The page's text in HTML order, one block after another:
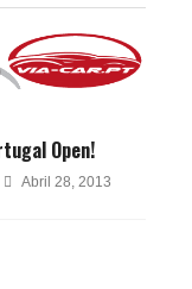
Open!
Abril 28, 2013